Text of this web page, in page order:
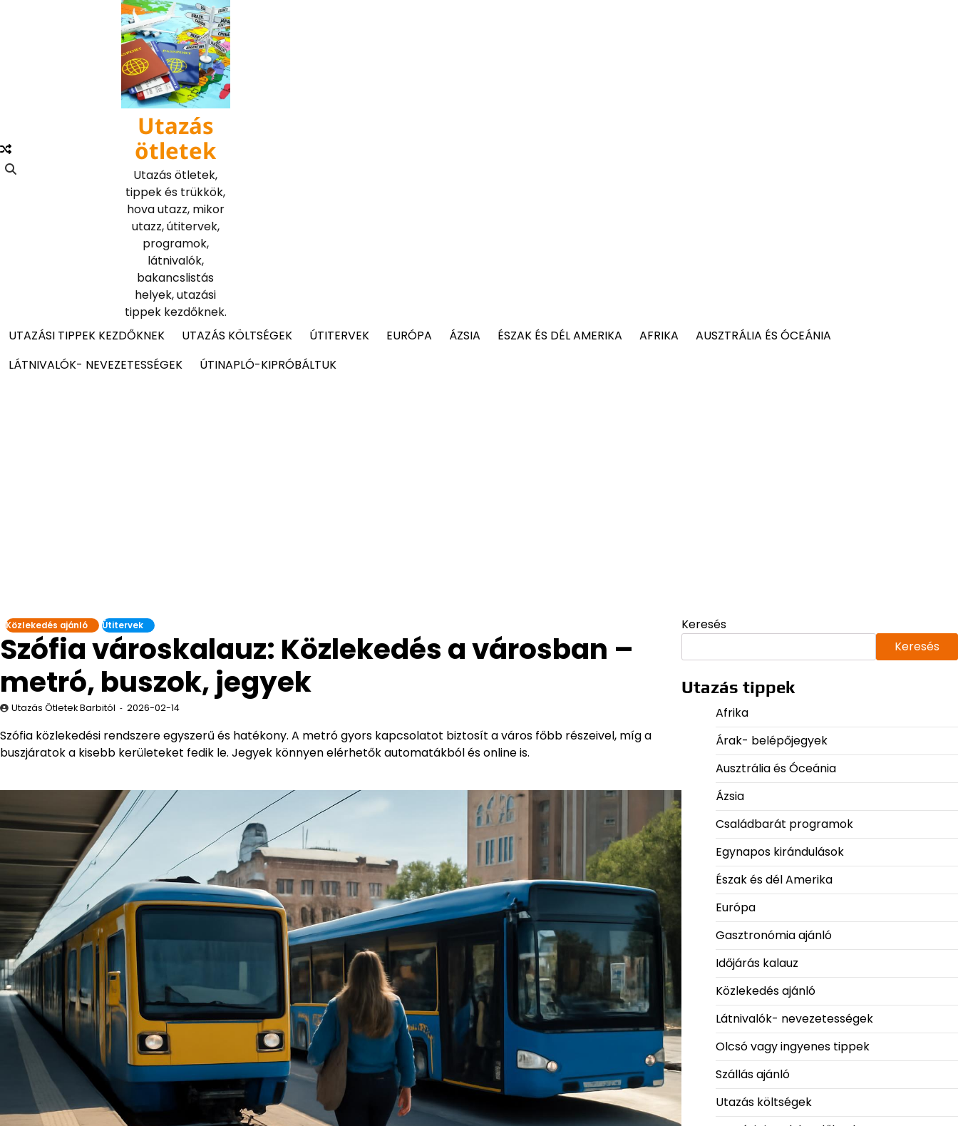
Utazás
ötletek
Utazás ötletek,
tippek és trükkök,
hova utazz, mikor
utazz, útitervek,
programok,
látnivalók,
bakancslistás
helyek, utazási
tippek kezdőknek.
UTAZÁSI TIPPEK KEZDŐKNEK
UTAZÁS KÖLTSÉGEK ÚTITERVEK EURÓPA ÁZSIA ÉSZAK ÉS DÉL AMERIKA AFRIKA
AUSZTRÁLIA ÉS ÓCEÁNIA
LÁTNIVALÓK- NEVEZETESSÉGEK
ÚTINAPLÓ-KIPRÓBÁLTUK
Közlekedés ajánló Útitervek
Szófia városkalauz: Közlekedés a városban –
metró, buszok, jegyek
Utazás Ötletek Barbitól 2026-02-14
Szófia közlekedési rendszere egyszerű és hatékony. A metró gyors kapcsolatot biztosít a város főbb részeivel, míg a
buszjáratok a kisebb kerületeket fedik le. Jegyek könnyen elérhetők automatákból és online is.
Keresés
Keresés
Utazás tippek
Afrika
Árak- belépőjegyek
Ausztrália és Óceánia
Ázsia
Családbarát programok
Egynapos kirándulások
Észak és dél Amerika
Európa
Gasztronómia ajánló
Időjárás kalauz
Közlekedés ajánló
Látnivalók- nevezetességek
Olcsó vagy ingyenes tippek
Szállás ajánló
Utazás költségek